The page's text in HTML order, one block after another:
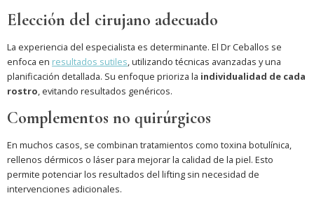
Elección del cirujano adecuado
La experiencia del especialista es determinante. El Dr Ceballos se
enfoca en resultados sutiles, utilizando técnicas avanzadas y una
planificación detallada. Su enfoque prioriza la individualidad de cada
rostro, evitando resultados genéricos.
Complementos no quirúrgicos
En muchos casos, se combinan tratamientos como toxina botulínica,
rellenos dérmicos o láser para mejorar la calidad de la piel. Esto
permite potenciar los resultados del lifting sin necesidad de
intervenciones adicionales.